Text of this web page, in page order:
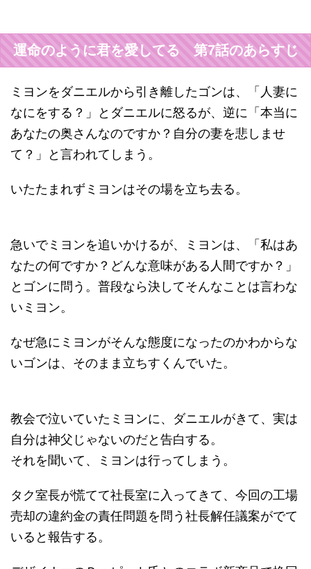
運命のように君を愛してる 第7話のあらすじ
ミヨンをダニエルから引き離したゴンは、「人妻に
なにをする？」とダニエルに怒るが、逆に「本当に
あなたの奥さんなのですか？自分の妻を悲しませ
て？」と言われてしまう。
いたたまれずミヨンはその場を立ち去る。
急いでミヨンを追いかけるが、ミヨンは、「私はあ
なたの何ですか？どんな意味がある人間ですか？」
とゴンに問う。普段なら決してそんなことは言わな
いミヨン。
なぜ急にミヨンがそんな態度になったのかわからな
いゴンは、そのまま立ちすくんでいた。
教会で泣いていたミヨンに、ダニエルがきて、実は
自分は神父じゃないのだと告白する。
それを聞いて、ミヨンは行ってしまう。
タク室長が慌てて社長室に入ってきて、今回の工場
売却の違約金の責任問題を問う社長解任議案がでて
いると報告する。